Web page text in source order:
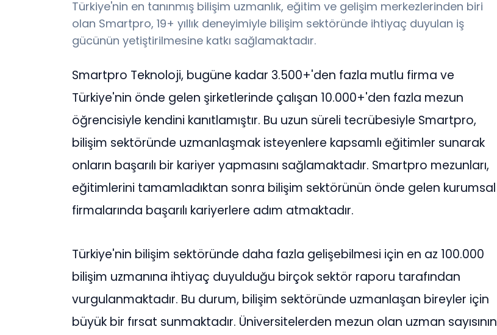
Türkiye'nin en tanınmış bilişim uzmanlık, eğitim ve gelişim merkezlerinden biri
olan Smartpro, 19+ yıllık deneyimiyle bilişim sektöründe ihtiyaç duyulan iş
gücünün yetiştirilmesine katkı sağlamaktadır.
Smartpro Teknoloji, bugüne kadar 3.500+'den fazla mutlu firma ve
Türkiye'nin önde gelen şirketlerinde çalışan 10.000+'den fazla mezun
öğrencisiyle kendini kanıtlamıştır. Bu uzun süreli tecrübesiyle Smartpro,
bilişim sektöründe uzmanlaşmak isteyenlere kapsamlı eğitimler sunarak
onların başarılı bir kariyer yapmasını sağlamaktadır. Smartpro mezunları,
eğitimlerini tamamladıktan sonra bilişim sektörünün önde gelen kurumsal
firmalarında başarılı kariyerlere adım atmaktadır.
Türkiye'nin bilişim sektöründe daha fazla gelişebilmesi için en az 100.000
bilişim uzmanına ihtiyaç duyulduğu birçok sektör raporu tarafından
vurgulanmaktadır. Bu durum, bilişim sektöründe uzmanlaşan bireyler için
büyük bir fırsat sunmaktadır. Üniversitelerden mezun olan uzman sayısının